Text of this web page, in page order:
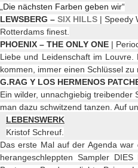
„Die nächsten Farben geben wir“
LEWSBERG – SIX HILLS | Speedy
Rotterdams finest.
PHOENIX – THE ONLY ONE |
Liebe und Leidenschaft im
kommen, immer einen Schlüssel zu
G.RAG Y LOS HERMENOS
Ein wilder, unnachgiebig
man dazu schwitzend tanzen. Auf
LEBENSWERK
Kristof Schreuf.
Das erste Mal auf der Agenda
herangeschleppten Sampler